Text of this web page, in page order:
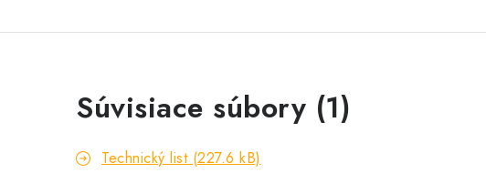
Súvisiace súbory (1)
Technický list (227.6 kB)